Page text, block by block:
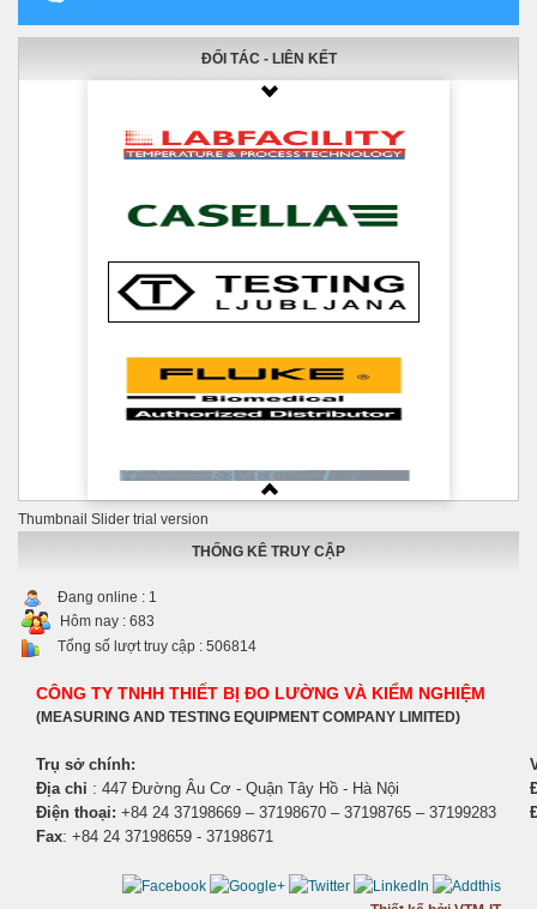
ĐỐI TÁC - LIÊN KẾT
Thumbnail Slider trial version
THỐNG KÊ TRUY CẬP
Đang online : 1
Hôm nay : 683
Tổng số lượt truy cập : 506814
CÔNG TY TNHH THIẾT BỊ ĐO LƯỜNG VÀ KIỂM NGHIỆM
(MEASURING AND TESTING EQUIPMENT COMPANY LIMITED)
Trụ sở chính:
Địa chỉ : 447 Đường Âu Cơ - Quận Tây Hồ - Hà Nội
Điện thoại: +84 24 37198669 – 37198670 – 37198765 – 37199283
Fax: +84 24 37198659 - 37198671